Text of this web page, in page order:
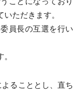
ただきます。
員長の互選を行い
ることとし、直ち